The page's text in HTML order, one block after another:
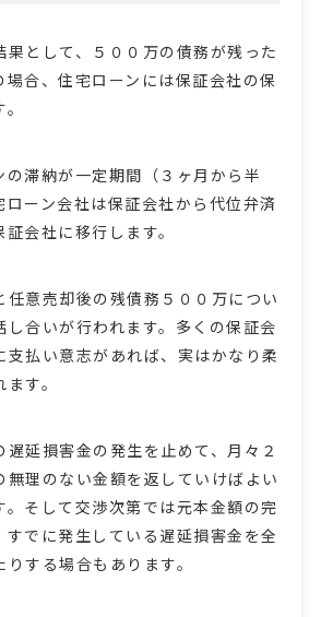
果として、５００万の債務が残った
場合、住宅ローンには保証会社の保
の滞納が一定期間（３ヶ月から半
ローン会社は保証会社から代位弁済
会社に移行します。
任意売却後の残債務５００万につい
し合いが行われます。多くの保証会
支払い意志があれば、実はかなり柔
す。
遅延損害金の発生を止めて、月々２
無理のない金額を返していけばよい
。そして交渉次第では元本金額の完
すでに発生している遅延損害金を全
する場合もあります。